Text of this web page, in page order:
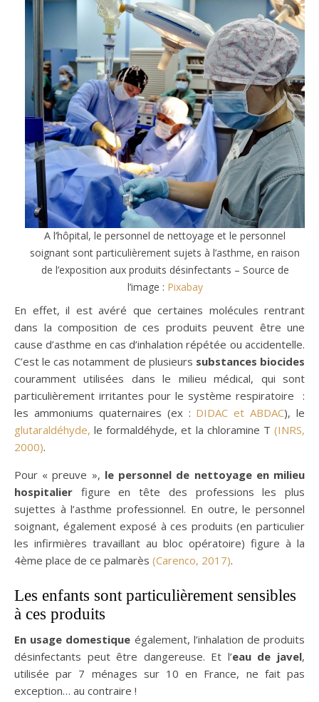
A l’hôpital, le personnel de nettoyage et le personnel
soignant sont particulièrement sujets à l’asthme, en raison
de l’exposition aux produits désinfectants – Source de
l’image : Pixabay
En effet, il est avéré que certaines molécules rentrant
dans la composition de ces produits peuvent être une
cause d’asthme en cas d’inhalation répétée ou accidentelle.
C’est le cas notamment de plusieurs substances biocides
couramment utilisées dans le milieu médical, qui sont
particulièrement irritantes pour le système respiratoire :
les ammoniums quaternaires (ex : DIDAC et ABDAC), le
glutaraldéhyde, le formaldéhyde, et la chloramine T (INRS,
2000).
Pour « preuve », le personnel de nettoyage en milieu
hospitalier figure en tête des professions les plus
sujettes à l’asthme professionnel. En outre, le personnel
soignant, également exposé à ces produits (en particulier
les infirmières travaillant au bloc opératoire) figure à la
4ème place de ce palmarès (Carenco, 2017).
Les enfants sont particulièrement sensibles
à ces produits
En usage domestique également, l’inhalation de produits
désinfectants peut être dangereuse. Et l’eau de javel,
utilisée par 7 ménages sur 10 en France, ne fait pas
exception… au contraire !